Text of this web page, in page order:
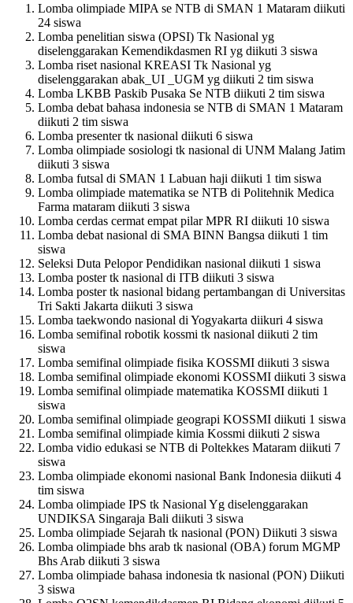
Lomba olimpiade MIPA se NTB di SMAN 1 Mataram diikuti
24 siswa
Lomba penelitian siswa (OPSI) Tk Nasional yg
diselenggarakan Kemendikdasmen RI yg diikuti 3 siswa
Lomba riset nasional KREASI Tk Nasional yg
diselenggarakan abak_UI _UGM yg diikuti 2 tim siswa
Lomba LKBB Paskib Pusaka Se NTB diikuti 2 tim siswa
Lomba debat bahasa indonesia se NTB di SMAN 1 Mataram
diikuti 2 tim siswa
Lomba presenter tk nasional diikuti 6 siswa
Lomba olimpiade sosiologi tk nasional di UNM Malang Jatim
diikuti 3 siswa
Lomba futsal di SMAN 1 Labuan haji diikuti 1 tim siswa
Lomba olimpiade matematika se NTB di Politehnik Medica
Farma mataram diikuti 3 siswa
Lomba cerdas cermat empat pilar MPR RI diikuti 10 siswa
Lomba debat nasional di SMA BINN Bangsa diikuti 1 tim
siswa
Seleksi Duta Pelopor Pendidikan nasional diikuti 1 siswa
Lomba poster tk nasional di ITB diikuti 3 siswa
Lomba poster tk nasional bidang pertambangan di Universitas
Tri Sakti Jakarta diikuti 3 siswa
Lomba taekwondo nasional di Yogyakarta diikuri 4 siswa
Lomba semifinal robotik kossmi tk nasional diikuti 2 tim
siswa
Lomba semifinal olimpiade fisika KOSSMI diikuti 3 siswa
Lomba semifinal olimpiade ekonomi KOSSMI diikuti 3 siswa
Lomba semifinal olimpiade matematika KOSSMI diikuti 1
siswa
Lomba semifinal olimpiade geograpi KOSSMI diikuti 1 siswa
Lomba semifinal olimpiade kimia Kossmi diikuti 2 siswa
Lomba vidio edukasi se NTB di Poltekkes Mataram diikuti 7
siswa
Lomba olimpiade ekonomi nasional Bank Indonesia diikuti 4
tim siswa
Lomba olimpiade IPS tk Nasional Yg diselenggarakan
UNDIKSA Singaraja Bali diikuti 3 siswa
Lomba olimpiade Sejarah tk nasional (PON) Diikuti 3 siswa
Lomba olimpiade bhs arab tk nasional (OBA) forum MGMP
Bhs Arab diikuti 3 siswa
Lomba olimpiade bahasa indonesia tk nasional (PON) Diikuti
3 siswa